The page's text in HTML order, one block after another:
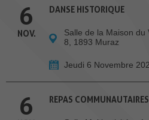
6
NOV.
DANSE HISTORIQUE
Salle de la Maison du
8, 1893 Muraz
Jeudi 6 Novembre
6 REPAS COMMUNAUTAIRES